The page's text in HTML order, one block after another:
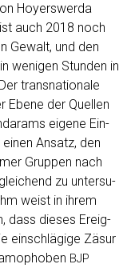
Hoyers­wer­da
auch 2018 noch
Gewalt, und den
weni­gen Stun­den in
trans­na­tio­na­le
Ebe­ne der Quel­len
eige­ne Ein­
Ansatz, den
Grup­pen nach
zu unter­su­
weist in ihrem
dass die­ses Ereig­
ein­schlä­gi­ge Zäsur
BJP